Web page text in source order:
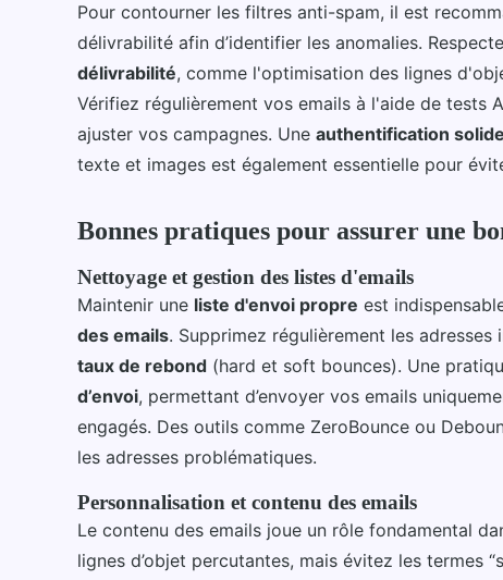
Pour contourner les filtres anti-spam, il est
délivrabilité afin d’identifier les anomalies.
délivrabilité, comme l'optimisation des lignes
Vérifiez régulièrement vos emails à l'aide de tests
ajuster vos campagnes. Une authentification solide
texte et images est également essentielle pour
Bonnes pratiques pour assurer une
Nettoyage et gestion des listes d'emails
Maintenir une liste d'envoi propre est
des emails. Supprimez régulièrement les
taux de rebond (hard et soft bounces). Une
d’envoi, permettant d’envoyer vos emails
engagés. Des outils comme ZeroBounce ou
les adresses problématiques.
Personnalisation et contenu des emails
Le contenu des emails joue un rôle fondamental
lignes d’objet percutantes, mais évitez les termes